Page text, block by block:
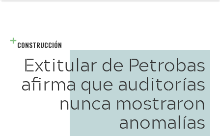
CONSTRUCCIÓN
Extitular de Petrobas
afirma que auditorías
nunca mostraron
anomalías